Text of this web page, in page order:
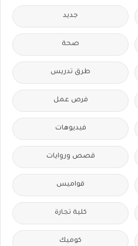
جديد
صحة
طرق تدريس
فرص عمل
فيديوهات
قصص وروايات
قواميس
كلية تجارة
كوميك